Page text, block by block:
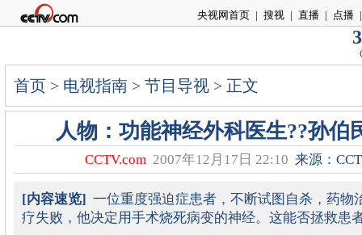
央视网首页 | 搜视 | 直播 | 点播 |
首页 > 电视指南 > 节目导视 > 正文
人物：功能神经外科医生??孙伯
CCTV.com 2007年12月17日 22:10 来源：
[内容速览] 一位重度强迫症患者，不断试图自杀，药物
疗失败，他决定用手术烧死病变的神经。这能否拯救患